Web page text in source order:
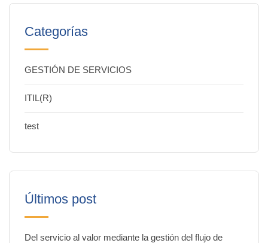
Categorías
GESTIÓN DE SERVICIOS
ITIL(R)
test
Últimos post
Del servicio al valor mediante la gestión del flujo de